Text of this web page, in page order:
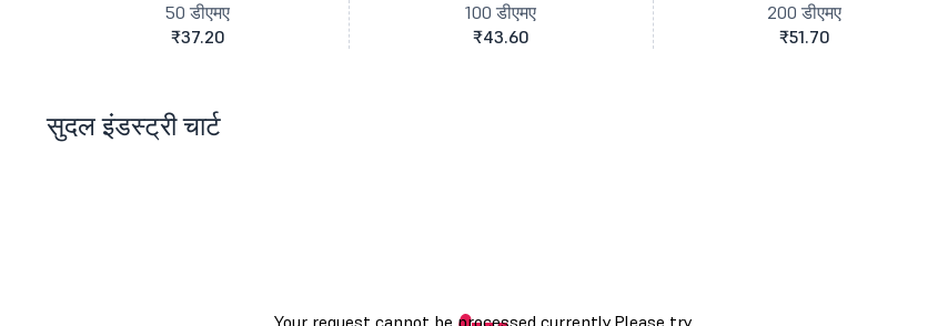
50 डीएमए
₹37.20
100 डीएमए
₹43.60
200 डीएमए
₹51.70
सुदल इंडस्ट्री चार्ट